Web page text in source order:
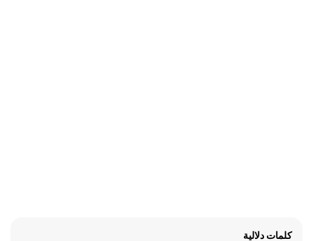
كلمات دلالية